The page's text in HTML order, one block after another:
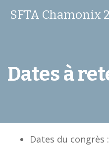
SFTA Chamonix
Dates à
Dates du congrès :